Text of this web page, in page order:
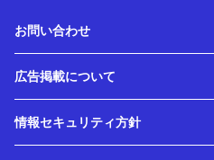
お問い合わせ
広告掲載について
情報セキュリティ方針